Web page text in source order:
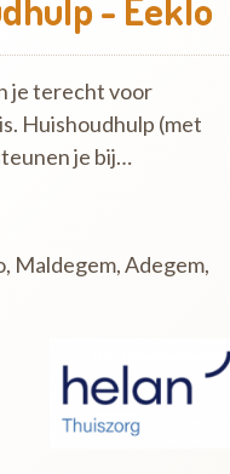
je terecht voor
Huishoudhulp (met
je bij…
Maldegem, Adegem,